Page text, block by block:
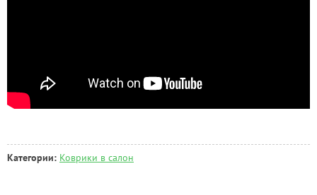
Категории: Коврики в салон